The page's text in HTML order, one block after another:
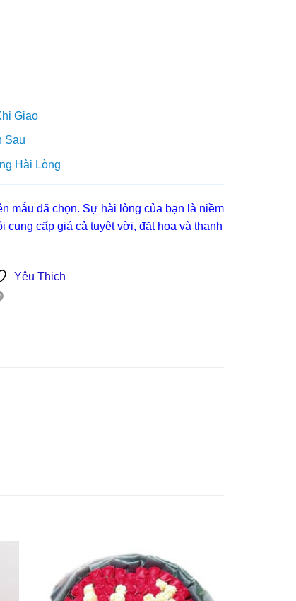
Giao
Sau
Hài Lòng
mẫu đã chọn. Sự hài lòng của bạn là niềm
cung cấp giá cả tuyệt vời, đặt hoa và thanh
Yêu Thich